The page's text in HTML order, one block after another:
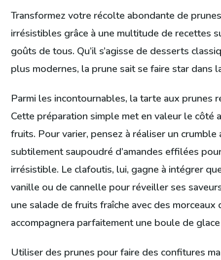
Transformez votre récolte abondante de
irrésistibles grâce à une multitude de recettes
goûts de tous. Qu’il s’agisse de desserts
plus modernes, la prune sait se faire star dans
Parmi les incontournables, la tarte aux prunes
Cette préparation simple met en valeur le côté
fruits. Pour varier, pensez à réaliser un crumble
subtilement saupoudré d’amandes effilées
irrésistible. Le clafoutis, lui, gagne à intégrer
vanille ou de cannelle pour réveiller ses
une salade de fruits fraîche avec des morceaux
accompagnera parfaitement une boule de
Utiliser des prunes pour faire des confitures